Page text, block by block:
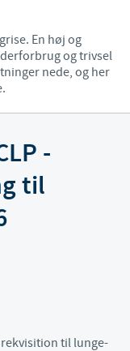
En høj og
og trivsel
nede, og her
-
til
til lunge-